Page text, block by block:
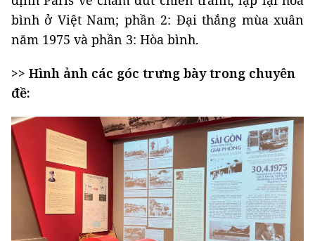
bình ở Việt Nam; phần 2: Đại thắng mùa xuân
năm 1975 và phần 3: Hòa bình.
>> Hình ảnh các góc trưng bày trong chuyên
đề: